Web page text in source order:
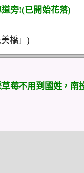
旁!(已開始花落)
橋」)
莓不用到國姓，